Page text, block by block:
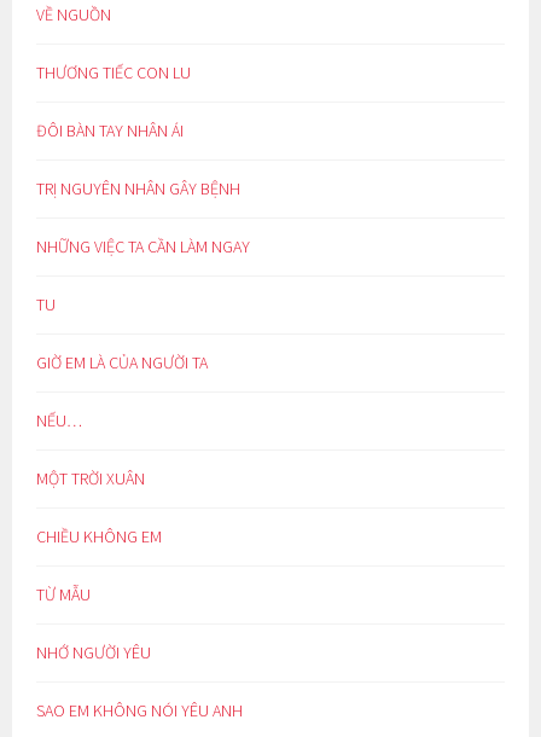
VỀ NGUỒN
THƯƠNG TIẾC CON LU
ĐÔI BÀN TAY NHÂN ÁI
TRỊ NGUYÊN NHÂN GÂY BỆNH
NHỮNG VIỆC TA CẦN LÀM NGAY
TU
GIỜ EM LÀ CỦA NGƯỜI TA
NẾU…
MỘT TRỜI XUÂN
CHIỀU KHÔNG EM
TỪ MẪU
NHỚ NGƯỜI YÊU
SAO EM KHÔNG NÓI YÊU ANH